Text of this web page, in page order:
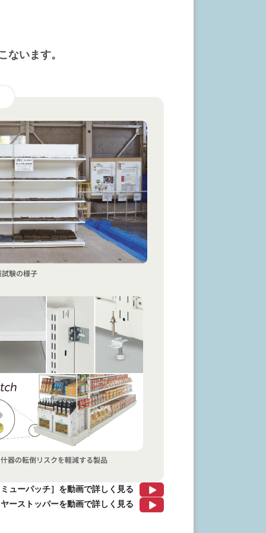
います。
ューパッチ］を動画で詳しく見る
ーストッパーを動画で詳しく見る